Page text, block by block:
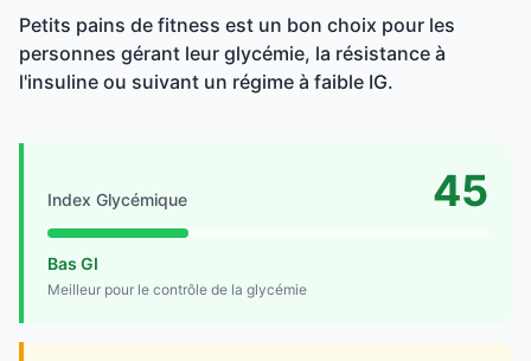
Petits pains de fitness est un bon choix pour les
personnes gérant leur glycémie, la résistance à
l'insuline ou suivant un régime à faible IG.
Index Glycémique 45
Bas GI
Meilleur pour le contrôle de la glycémie